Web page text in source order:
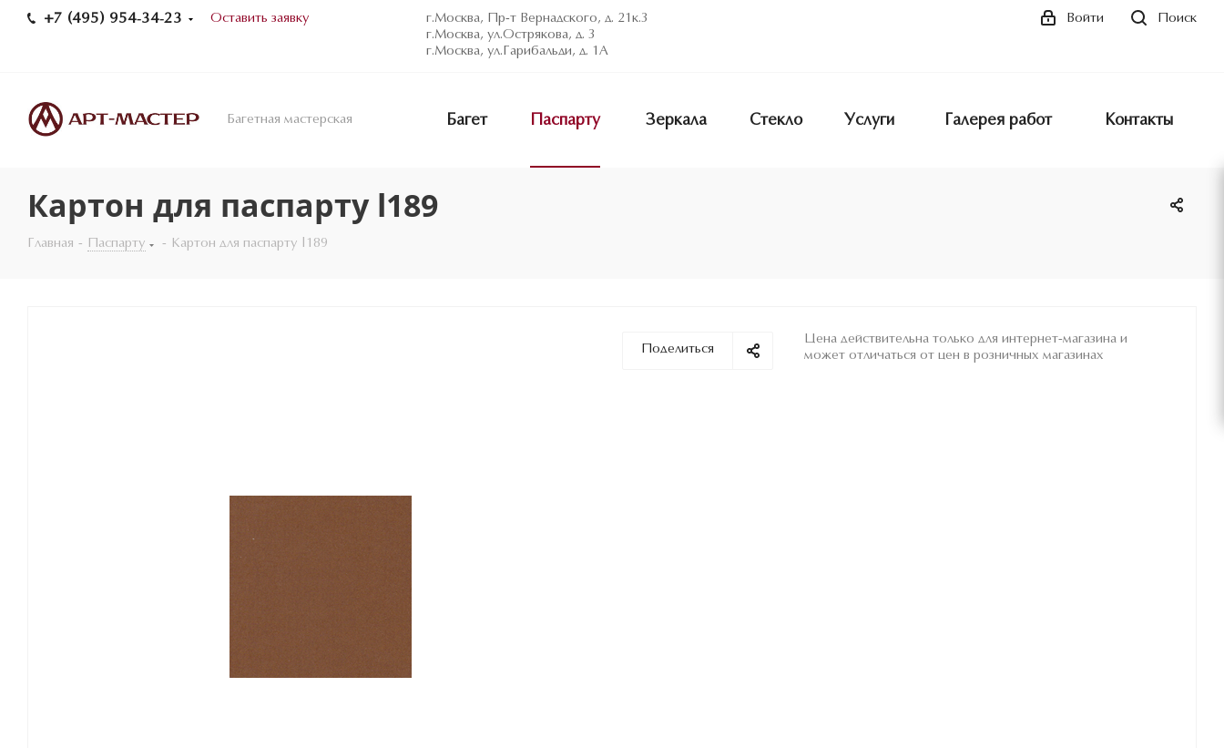
+7 (495) 954-34-23 Оставить заявку
г.Москва, Пр-т Вернадского, д. 21к.3
г.Москва, ул.Острякова, д. 3
г.Москва, ул.Гарибальди, д. 1А
Поиск
Войти
Багетная мастерская Багет Паспарту Зеркала Стекло Услуги Галерея работ Контакты
Картон для паспарту l189
Главная - Паспарту - Картон для паспарту l189
Поделиться
Цена действительна только для интернет-магазина и
может отличаться от цен в розничных магазинах